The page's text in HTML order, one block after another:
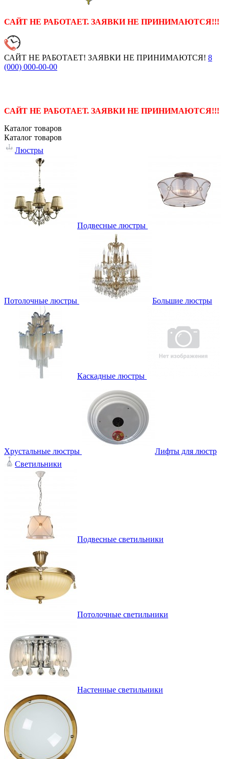
САЙТ НЕ РАБОТАЕТ. ЗАЯВКИ НЕ ПРИНИМАЮТСЯ!!!
САЙТ НЕ РАБОТАЕТ! ЗАЯВКИ НЕ ПРИНИМАЮТСЯ! 8
(000) 000-00-00
САЙТ НЕ РАБОТАЕТ. ЗАЯВКИ НЕ ПРИНИМАЮТСЯ!!!
Каталог товаров
Каталог товаров
Люстры
Подвесные люстры
Потолочные люстры Большие люстры
Каскадные люстры
Хрустальные люстры
Лифты для люстр
Светильники
Подвесные светильники
Потолочные светильники
Настенные светильники